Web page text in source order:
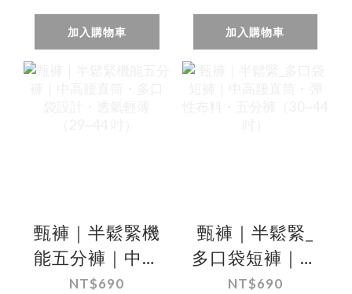
加入購物車
料（44 吋）
加入購物車
甄褲｜半鬆緊機
能五分褲｜中高
腰直筒・多口袋
NT$690
甄褲｜半鬆緊_
多口袋短褲｜中
高腰直筒・彈性
NT$690